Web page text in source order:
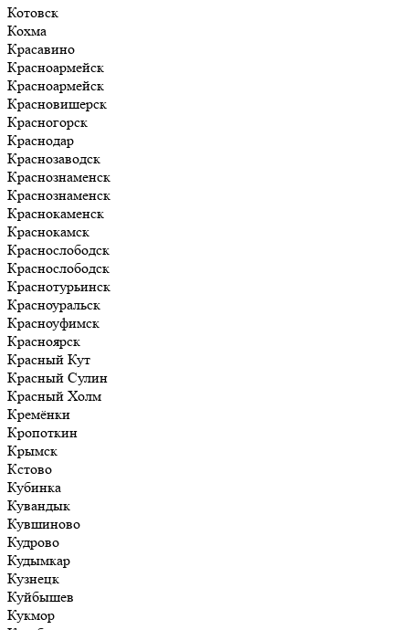
Котовск
Кохма
Красавино
Красноармейск
Красноармейск
Красновишерск
Красногорск
Краснодар
Краснозаводск
Краснознаменск
Краснознаменск
Краснокаменск
Краснокамск
Краснослободск
Краснослободск
Краснотурьинск
Красноуральск
Красноуфимск
Красноярск
Красный Кут
Красный Сулин
Красный Холм
Кремёнки
Кропоткин
Крымск
Кстово
Кубинка
Кувандык
Кувшиново
Кудрово
Кудымкар
Кузнецк
Куйбышев
Кукмор